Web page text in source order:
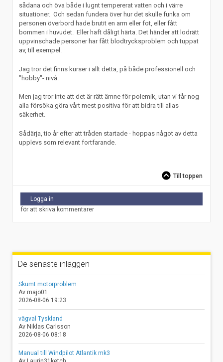
sådana och öva både i lugnt tempererat vatten och i värre
situationer. Och sedan fundera över hur det skulle funka om
personen överbord hade brutit en arm eller fot, eller fått
bommen i huvudet. Eller haft dåligt härta. Det händer att lodrätt
uppvinschade personer har fått blodtrycksproblem och tuppat
av, till exempel.
Jag tror det finns kurser i allt detta, på både professionell och
"hobby"- nivå.
Men jag tror inte att det är rätt ämne för polemik, utan vi får nog
alla försöka göra vårt mest positiva för att bidra till allas
säkerhet.
Sådärja, tio år efter att tråden startade - hoppas något av detta
upplevs som relevant fortfarande.
Till toppen
Logga in
för att skriva kommentarer
De senaste inläggen
Skumt motorproblem
Av majo01
2026-08-06 19:23
vägval Tyskland
Av Niklas.Carlsson
2026-08-06 08:18
Manual till Windpilot Atlantik mk3